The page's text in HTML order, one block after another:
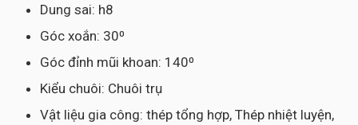
Dung sai: h8
Góc xoắn: 30⁰
Góc đỉnh mũi khoan: 140⁰
Kiểu chuôi: Chuôi trụ
Vật liệu gia công: thép tổng hợp, Thép nhiệt luyện,